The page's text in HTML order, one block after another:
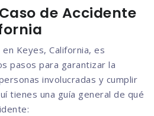
de Accidente
Keyes, California, es
pasos para garantizar la
involucradas y cumplir
tienes una guía general de qué